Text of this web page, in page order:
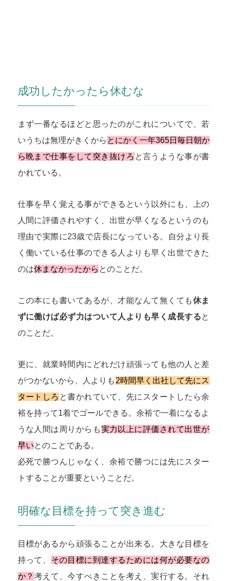
成功したかったら休むな
まず一番なるほどと思ったのがこれについてで、若
いうちは無理がきくから とにかく一年365日毎日朝か
ら晩まで仕事をして突き抜けろ と言うような事が書
かれている。
仕事を早く覚える事ができるという以外にも、上の
人間に評価されやすく、出世が早くなるというのも
理由で実際に23歳で店長になっている。自分より長
く働いている仕事のできる人よりも早く出世できた
のは休まなかったから とのことだ。
この本にも書いてあるが、才能なんて無くても休ま
ずに働けば必ず力はついて人よりも早く成長すると
のことだ。
更に、就業時間内にどれだけ頑張っても他の人と差
がつかないから、人よりも 2時間早く出社して先にス
タートしろ と書かれていて、先にスタートしたら余
裕を持って1着でゴールできる。余裕で一着になるよ
うな人間は周りからも実力以上に評価されて出世が
早いとのことである。
必死で勝つんじゃなく、余裕で勝つには先にスター
トすることが重要ということだ。
明確な目標を持って突き進む
目標があるから頑張ることが出来る。大きな目標を
持って、 その目標に到達するためには何が必要なの
か？ 考えて、今すべきことを考え、実行する。それ